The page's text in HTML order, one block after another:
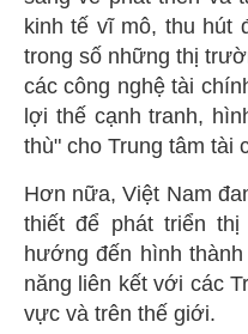
kinh tế vĩ mô, thu hút
trong số những thị
các công nghệ tài
lợi thế cạnh tranh,
thù" cho Trung tâm tài
Hơn nữa, Việt Nam
thiết để phát triển
hướng đến hình
năng liên kết với các
vực và trên thế giới.